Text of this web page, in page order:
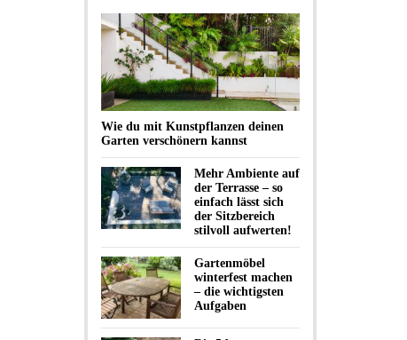
Wie du mit Kunstpflanzen deinen
Garten verschönern kannst
Mehr Ambiente auf
der Terrasse – so
einfach lässt sich
der Sitzbereich
stilvoll aufwerten!
Gartenmöbel
winterfest machen
– die wichtigsten
Aufgaben